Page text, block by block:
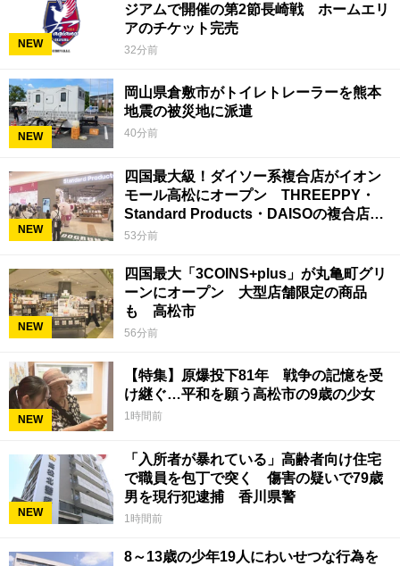
NEW
ジアムで開催の第2節長崎戦 ホームエリ
アのチケット完売
32分前
NEW
岡山県倉敷市がトイレトレーラーを熊本
地震の被災地に派遣
40分前
NEW
四国最大級！ダイソー系複合店がイオン
モール高松にオープン THREEPPY・
Standard Products・DAISOの複合店は
香川県初
53分前
NEW
四国最大「3COINS+plus」が丸亀町グリ
ーンにオープン 大型店舗限定の商品
も 高松市
56分前
NEW
【特集】原爆投下81年 戦争の記憶を受
け継ぐ…平和を願う高松市の9歳の少女
1時間前
NEW
「入所者が暴れている」高齢者向け住宅
で職員を包丁で突く 傷害の疑いで79歳
男を現行犯逮捕 香川県警
1時間前
8～13歳の少年19人にわいせつな行為を